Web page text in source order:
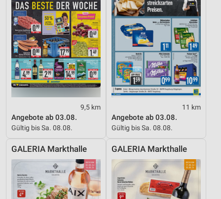
9,5 km
Angebote ab 03.08.
Gültig bis Sa. 08.08.
11 km
Angebote ab 03.08.
Gültig bis Sa. 08.08.
GALERIA Markthalle GALERIA Markthalle